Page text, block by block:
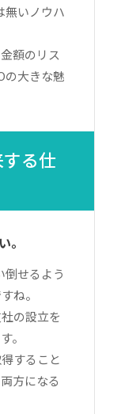
無いノウハ
額のリス
の大きな魅
る仕
。
倒せるよう
ね。
の設立を
。
すること
方になる